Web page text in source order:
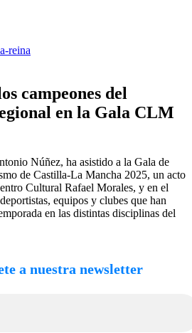
reina
campeones del
en la Gala CLM
Núñez, ha asistido a la Gala de
de Castilla-La Mancha 2025, un acto
Cultural Rafael Morales, y en el
equipos y clubes que han
en las distintas disciplinas del
a nuestra newsletter